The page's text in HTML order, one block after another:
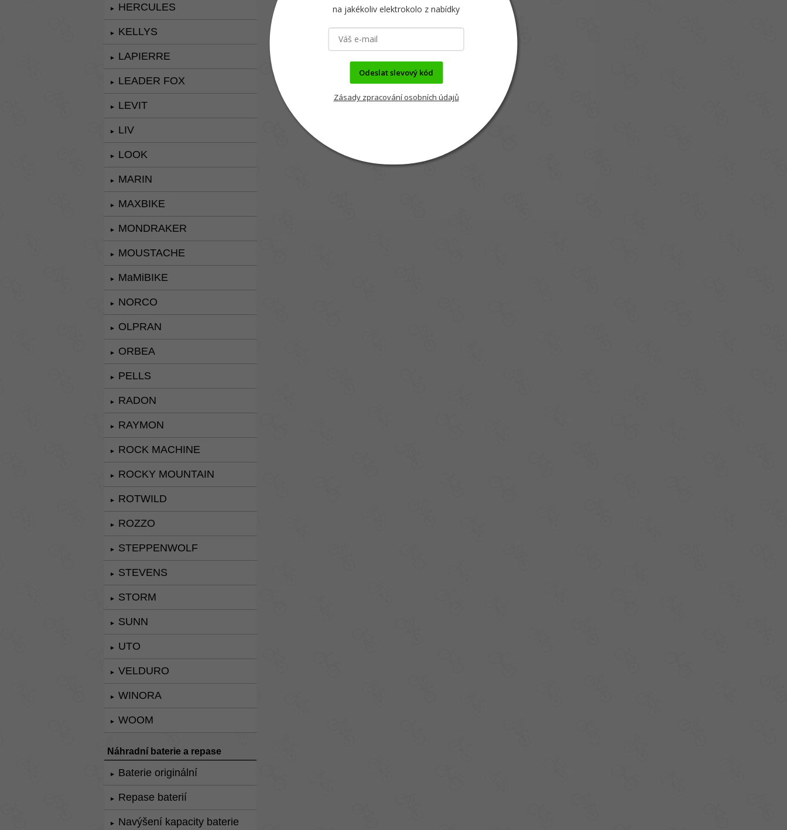
► HERCULES
► KELLYS
► LAPIERRE
► LEADER FOX
► LEVIT
► LIV
► LOOK
► MARIN
► MAXBIKE
► MONDRAKER
► MOUSTACHE
► MaMiBIKE
► NORCO
► OLPRAN
► ORBEA
► PELLS
► RADON
► RAYMON
► ROCK MACHINE
► ROCKY MOUNTAIN
► ROTWILD
► ROZZO
► STEPPENWOLF
► STEVENS
► STORM
► SUNN
► UTO
► VELDURO
► WINORA
► WOOM
Náhradní baterie a repase
► Baterie originální
► Repase baterií
► Navýšení kapacity baterie
na jakékoliv elektrokolo z nabídky
Odeslat slevový kód
Zásady zpracování osobních údajů